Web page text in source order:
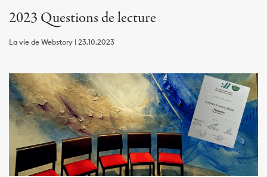
2023 Questions de lecture
La vie de Webstory | 23.10.2023